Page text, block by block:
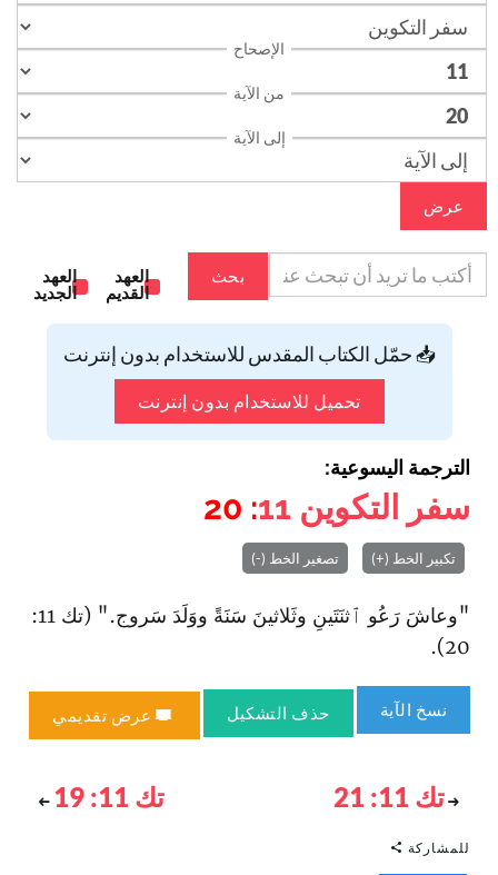
الإصحاح
من الآية
إلى الآية
عرض
بحث
العهد
القديم
العهد
الجديد
📥 حمّل الكتاب المقدس للاستخدام بدون إنترنت
تحميل للاستخدام بدون إنترنت
الترجمة اليسوعية:
سفر التكوين 11
: 20
تكبير الخط (+) تصغير الخط (-)
"وعاشَ رَعُو ٱثنَتَينِ وثَلاثينَ سَنَةً ووَلَدَ سَروج." (تك 11:
20).
نسخ الآية حذف التشكيل عرض تقديمي
تك 11: 21 تك 11: 19
للمشاركة